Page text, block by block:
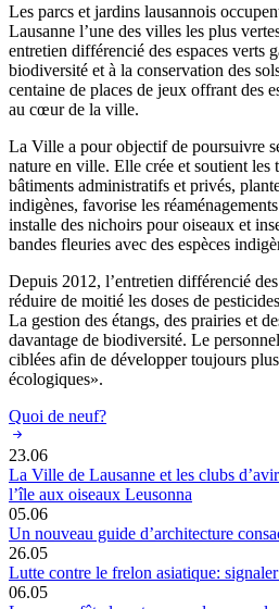
Les parcs et jardins lausannois
Lausanne l’une des villes les plus
entretien différencié des espaces verts
biodiversité et à la conservation des
centaine de places de jeux offrant des
au cœur de la ville.
La Ville a pour objectif de poursuivre
nature en ville. Elle crée et soutient les
bâtiments administratifs et privés,
indigènes, favorise les
installe des nichoirs pour oiseaux et
bandes fleuries avec des espèces
Depuis 2012, l’entretien différencié
réduire de moitié les doses de
La gestion des étangs, des prairies et
davantage de biodiversité. Le
ciblées afin de développer toujours
écologiques».
Quoi de neuf?
23.06
La Ville de Lausanne et les clubs
l’île aux oiseaux Leusonna
05.06
Un nouveau guide d’architecture
26.05
Lutte contre le frelon asiatique:
06.05